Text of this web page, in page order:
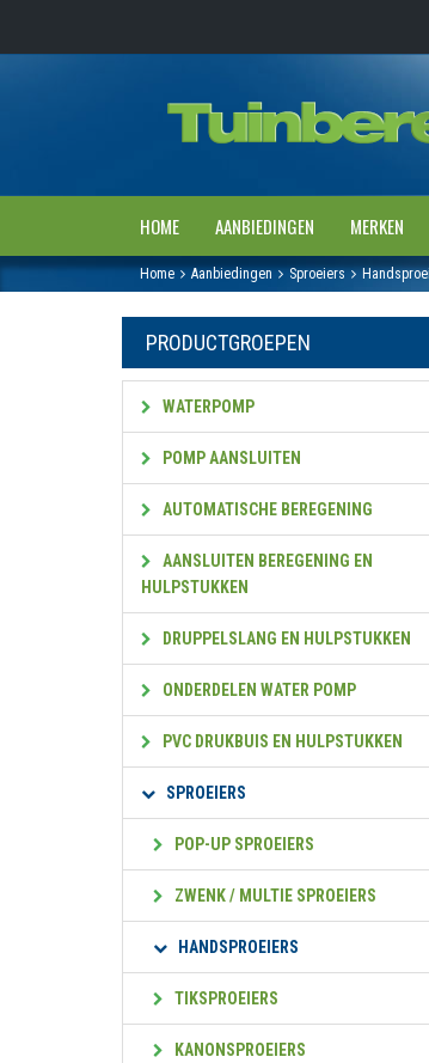
HOME AANBIEDINGEN MERKEN
Home Aanbiedingen Sproeiers
PRODUCTGROEPEN
WATERPOMP
POMP AANSLUITEN
AUTOMATISCHE BEREGENING
AANSLUITEN BEREGENING EN
HULPSTUKKEN
DRUPPELSLANG EN HULPSTUKKEN
ONDERDELEN WATER POMP
PVC DRUKBUIS EN HULPSTUKKEN
SPROEIERS
POP-UP SPROEIERS
ZWENK / MULTIE SPROEIERS
HANDSPROEIERS
TIKSPROEIERS
KANONSPROEIERS